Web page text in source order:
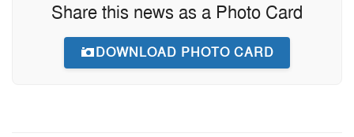
Share this news as a Photo Card
DOWNLOAD PHOTO CARD